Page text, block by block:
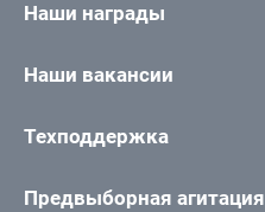
Наши награды
Наши вакансии
Техподдержка
Предвыборная агитация